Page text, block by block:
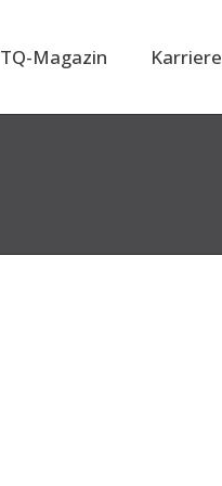
TQ-Magazin Karriere